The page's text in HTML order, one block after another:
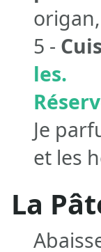
5 -
les.
Je
et les
La